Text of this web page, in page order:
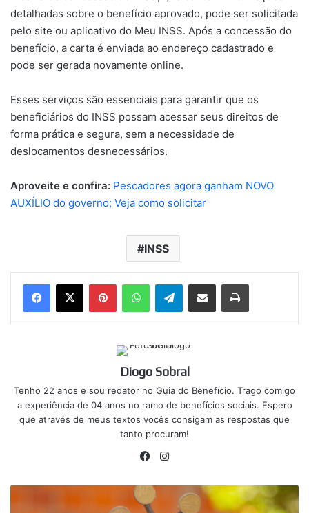
detalhadas sobre o benefício aprovado, pode ser solicitada
pelo site ou aplicativo do Meu INSS. Após a concessão do
benefício, a carta é enviada ao endereço cadastrado e
pode ser gerada novamente online.
Esses serviços são essenciais para garantir que os
beneficiários do INSS possam acessar seus direitos de
forma prática e segura, sem a necessidade de
deslocamentos desnecessários.
Aproveite e confira: Pescadores agora ganham NOVO
AUXÍLIO do governo; Veja como solicitar
INSS
PinterestWhatsAppTelegramCompartilhar via e-mail Imprimir
Diogo Sobral
Tenho 22 anos e sou redator no Guia do Benefício. Trago comigo
a experiência de 04 anos no ramo de benefícios sociais. Espero
que através de meus textos vocês consigam as respostas que
tanto procuram!
Facebook
libera